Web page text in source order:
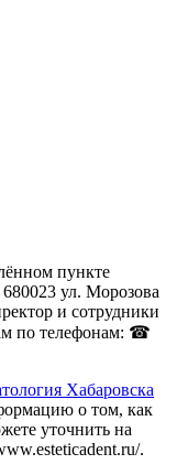
пункте
ул. Морозова
и сотрудники
по телефонам: ☎
Хабаровска
о том, как
уточнить на
.